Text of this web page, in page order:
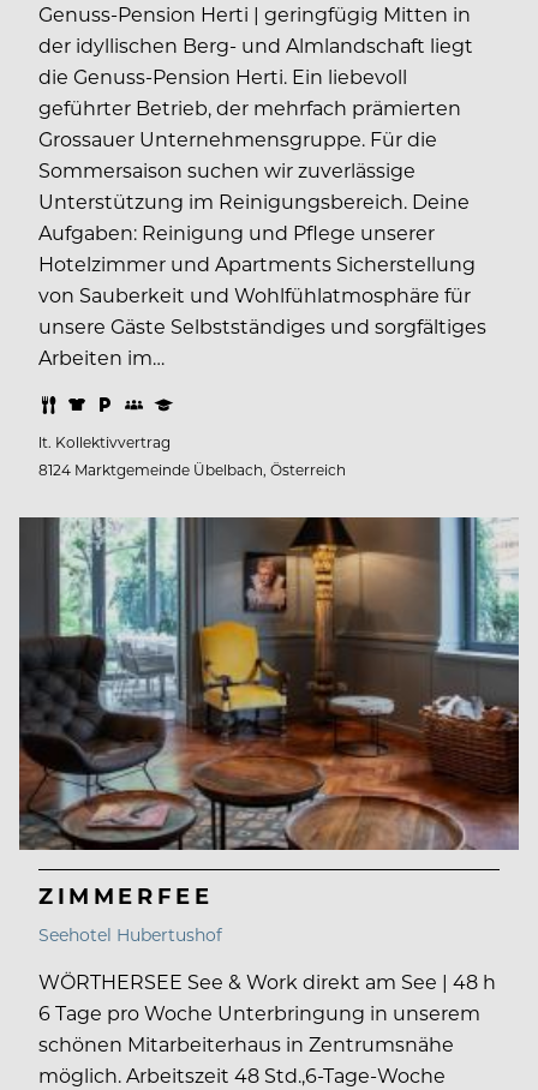
Genuss-Pension Herti | geringfügig Mitten in
der idyllischen Berg- und Almlandschaft liegt
die Genuss-Pension Herti. Ein liebevoll
geführter Betrieb, der mehrfach prämierten
Grossauer Unternehmensgruppe. Für die
Sommersaison suchen wir zuverlässige
Unterstützung im Reinigungsbereich. Deine
Aufgaben: Reinigung und Pflege unserer
Hotelzimmer und Apartments Sicherstellung
von Sauberkeit und Wohlfühlatmosphäre für
unsere Gäste Selbstständiges und sorgfältiges
Arbeiten im…
lt. Kollektivvertrag
8124 Marktgemeinde Übelbach, Österreich
ZIMMERFEE
Seehotel Hubertushof
WÖRTHERSEE See & Work direkt am See | 48 h
6 Tage pro Woche Unterbringung in unserem
schönen Mitarbeiterhaus in Zentrumsnähe
möglich. Arbeitszeit 48 Std.,6-Tage-Woche